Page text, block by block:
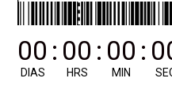
00
DIAS
: 00
HRS
: 00
MIN
: